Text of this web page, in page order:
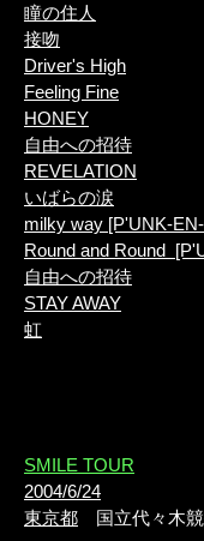
瞳の住人
接吻
Driver's High
Feeling Fine
HONEY
自由への招待
REVELATION
いばらの涙
milky way [P'UNK-
Round and Round
自由への招待
STAY AWAY
虹
​SMILE TOUR
2004/6/24
東京都 国立代々木